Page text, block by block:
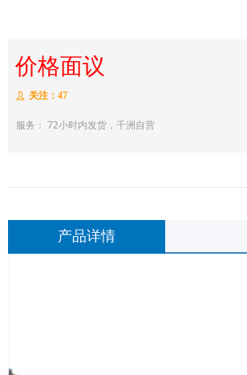
价格面议
ꄑ 关注： 47
服务： 72小时内发货，千洲自营
产品详情